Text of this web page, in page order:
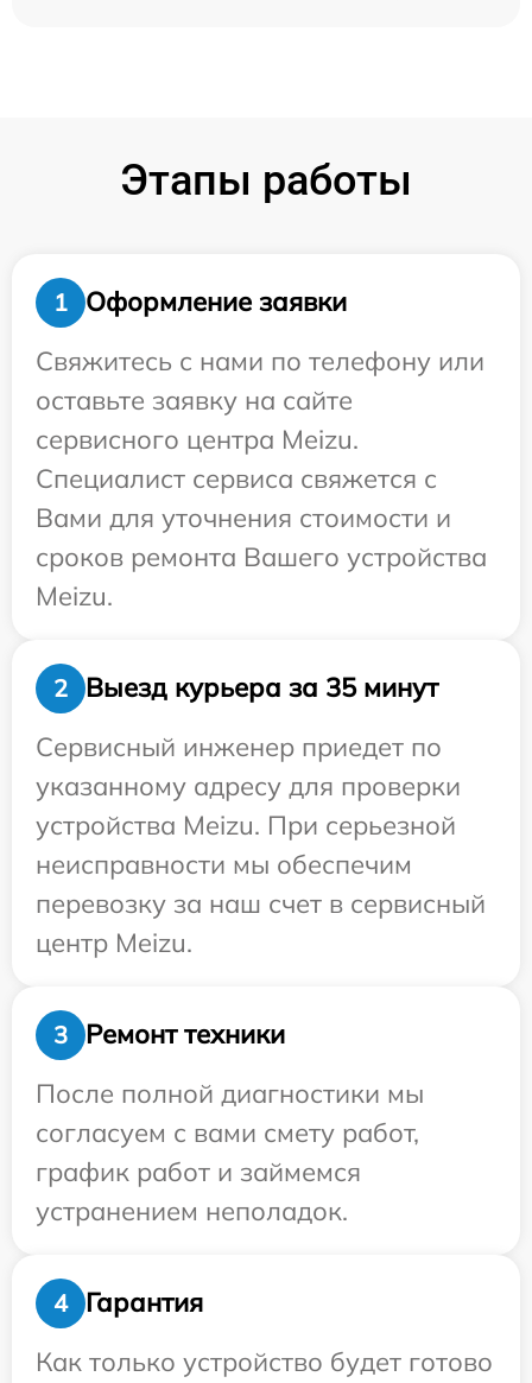
Этапы работы
1
Оформление заявки
Свяжитесь с нами по телефону или
оставьте заявку на сайте
сервисного центра Meizu.
Специалист сервиса свяжется с
Вами для уточнения стоимости и
сроков ремонта Вашего устройства
Meizu.
2
Выезд курьера за 35 минут
Сервисный инженер приедет по
указанному адресу для проверки
устройства Meizu. При серьезной
неисправности мы обеспечим
перевозку за наш счет в сервисный
центр Meizu.
3
Ремонт техники
После полной диагностики мы
согласуем с вами смету работ,
график работ и займемся
устранением неполадок.
4
Гарантия
Как только устройство будет готово